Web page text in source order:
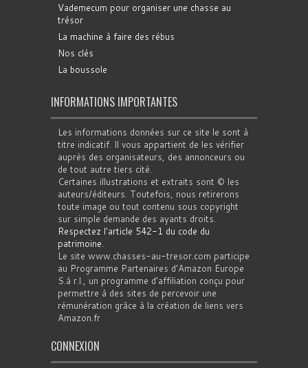
Vademecum pour organiser une chasse au
trésor
La machine à faire des rébus
Nos clés
La boussole
INFORMATIONS IMPORTANTES
Les informations données sur ce site le sont à
titre indicatif. Il vous appartient de les vérifier
auprès des organisateurs, des annonceurs ou
de tout autre tiers cité.
Certaines illustrations et extraits sont © les
auteurs/éditeurs. Toutefois, nous retirerons
toute image ou tout contenu sous copyright
sur simple demande des ayants droits.
Respectez l'article 542-1 du code du
patrimoine.
Le site www.chasses-au-tresor.com participe
au Programme Partenaires d’Amazon Europe
S.à r.l., un programme d’affiliation conçu pour
permettre à des sites de percevoir une
rémunération grâce à la création de liens vers
Amazon.fr
CONNEXION